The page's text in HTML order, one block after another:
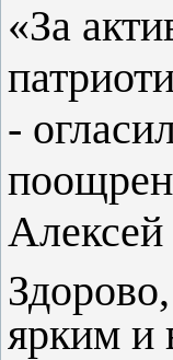
«За
-
ярким и